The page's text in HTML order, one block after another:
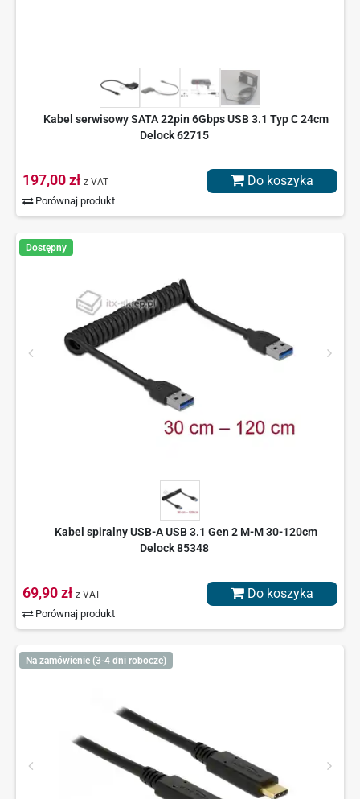
Kabel serwisowy SATA 22pin 6Gbps USB 3.1 Typ C 24cm
Delock 62715
197,00 zł z VAT
Porównaj produkt
Do koszyka
Dostępny
Kabel spiralny USB-A USB 3.1 Gen 2 M-M 30-120cm
Delock 85348
69,90 zł z VAT
Porównaj produkt
Do koszyka
Na zamówienie (3-4 dni robocze)